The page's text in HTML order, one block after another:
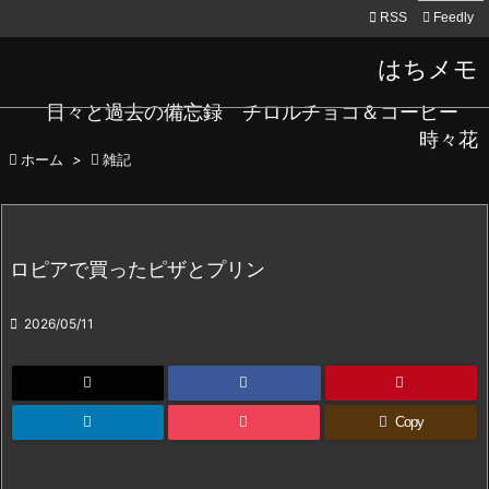
はちメモ
日々と過去の備忘録 チロルチョコ＆コーヒー
時々花
 RSS Feedly
 ホーム >  雑記
ロピアで買ったピザとプリン
 2026/05/11
Copy